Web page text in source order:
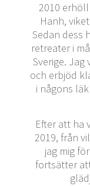
2010
Hanh,
Sedan dess
retreater i
Sverige.
och erbjöd
i någons
Efter att ha
2019, från
jag mig
fortsätter